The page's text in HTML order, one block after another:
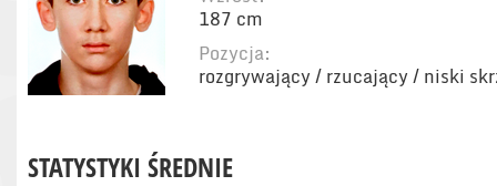
187 cm
Pozycja:
rozgrywający / rzucający / niski
STATYSTYKI ŚREDNIE